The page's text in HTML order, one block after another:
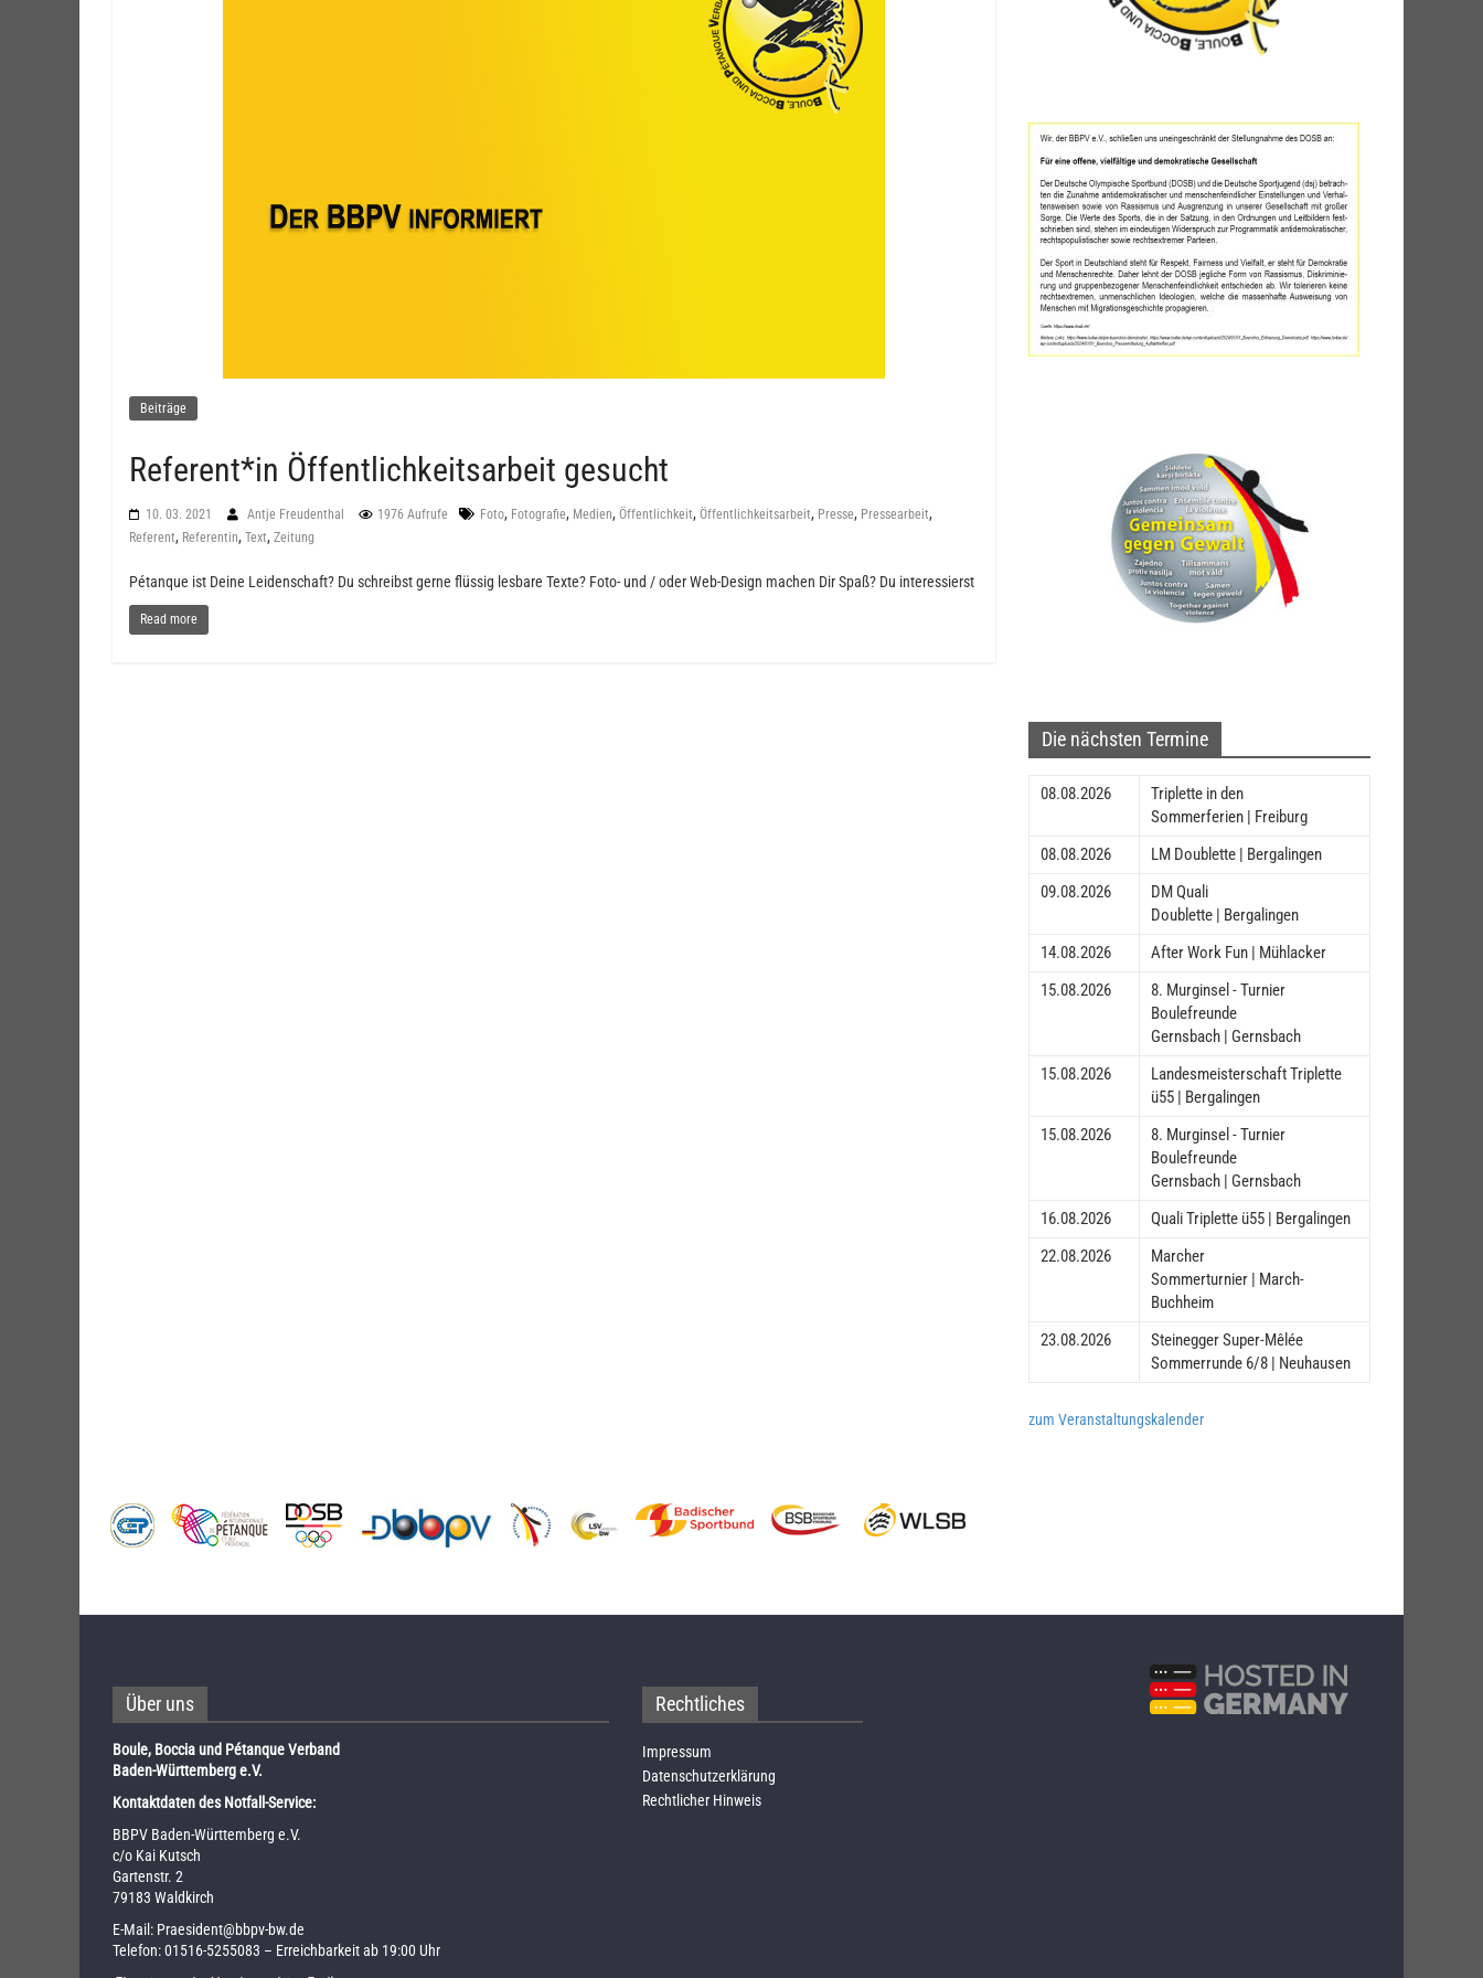
Beiträge
Referent*in Öffentlichkeitsarbeit gesucht
10. 03. 2021 Antje Freudenthal 1976 Aufrufe Foto, Fotografie, Medien, Öffentlichkeit, Öffentlichkeitsarbeit, Presse, Pressearbeit,
Referent, Referentin, Text, Zeitung
Pétanque ist Deine Leidenschaft? Du schreibst gerne flüssig lesbare Texte? Foto- und / oder Web-Design machen Dir Spaß? Du interessierst
Read more
Die nächsten Termine
08.08.2026
Triplette in den
Sommerferien | Freiburg
08.08.2026
LM Doublette | Bergalingen
09.08.2026
DM Quali
Doublette | Bergalingen
14.08.2026
After Work Fun | Mühlacker
15.08.2026
8. Murginsel - Turnier
Boulefreunde
Gernsbach | Gernsbach
15.08.2026
Landesmeisterschaft Triplette
ü55 | Bergalingen
15.08.2026
8. Murginsel - Turnier
Boulefreunde
Gernsbach | Gernsbach
16.08.2026
Quali Triplette ü55 | Bergalingen
22.08.2026
Marcher
Sommerturnier | March-
Buchheim
23.08.2026
Steinegger Super-Mêlée
Sommerrunde 6/8 | Neuhausen
zum Veranstaltungskalender
Über uns
Boule, Boccia und Pétanque Verband
Baden-Württemberg e.V.
Kontaktdaten des Notfall-Service:
BBPV Baden-Württemberg e.V.
c/o Kai Kutsch
Gartenstr. 2
79183 Waldkirch
E-Mail: Praesident@bbpv-bw.de
Telefon:01516-5255083 – Erreichbarkeit ab 19:00 Uhr
Rechtliches
Impressum
Datenschutzerklärung
Rechtlicher Hinweis